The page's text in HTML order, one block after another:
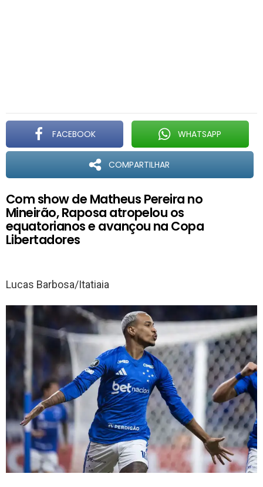
FACEBOOK WHATSAPP
COMPARTILHAR
Com show de Matheus Pereira no
Mineirão, Raposa atropelou os
equatorianos e avançou na Copa
Libertadores
Lucas Barbosa/Itatiaia